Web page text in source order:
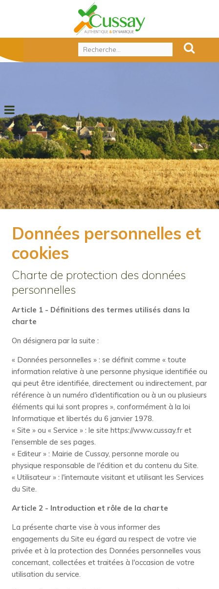
Données personnelles et
cookies
Charte de protection des données
personnelles
Article 1 - Définitions des termes utilisés dans la
charte
On désignera par la suite :
« Données personnelles » : se définit comme « toute
information relative à une personne physique identifiée ou
qui peut être identifiée, directement ou indirectement, par
référence à un numéro d'identification ou à un ou plusieurs
éléments qui lui sont propres », conformément à la loi
Informatique et libertés du 6 janvier 1978.
« Site » ou « Service » : le site https://www.cussay.fr et
l'ensemble de ses pages.
« Editeur » : Mairie de Cussay, personne morale ou
physique responsable de l'édition et du contenu du Site.
« Utilisateur » : l'internaute visitant et utilisant les Services
du Site.
Article 2 - Introduction et rôle de la charte
La présente charte vise à vous informer des
engagements du Site eu égard au respect de votre vie
privée et à la protection des Données personnelles vous
concernant, collectées et traitées à l'occasion de votre
utilisation du service.